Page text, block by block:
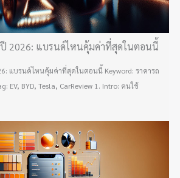
ปี 2026: แบรนด์ไหนคุ้มค่าที่สุดในตอนนี้
แบรนด์ไหนคุ้มค่าที่สุดในตอนนี้ Keyword: ราคารถ
EV, BYD, Tesla, CarReview 1. Intro: คนใช้